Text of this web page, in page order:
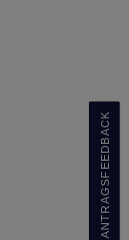
ANTRAGSFEEDBACK